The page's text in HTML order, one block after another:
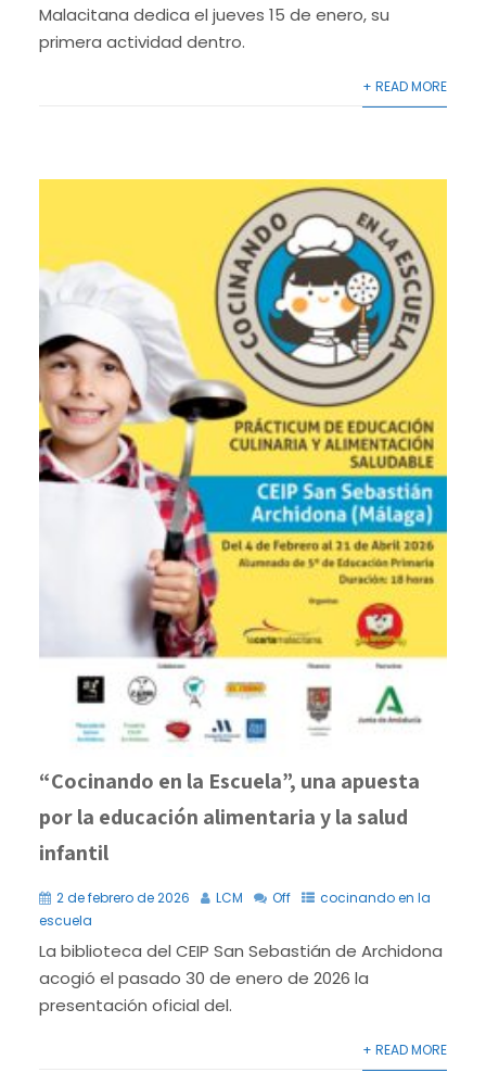
Malacitana dedica el jueves 15 de enero, su
primera actividad dentro.
+ READ MORE
“Cocinando en la Escuela”, una apuesta
por la educación alimentaria y la salud
infantil
2 de febrero de 2026 LCM Off
cocinando en la
escuela
La biblioteca del CEIP San Sebastián de Archidona
acogió el pasado 30 de enero de 2026 la
presentación oficial del.
+ READ MORE